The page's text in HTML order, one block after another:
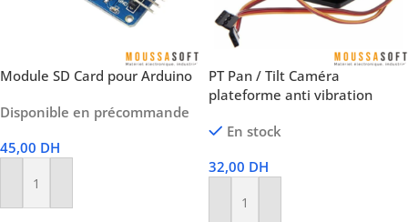
Module SD Card pour Arduino
Disponible en précommande
45,00 DH
Ajouter Au Panier
PT Pan / Tilt Caméra
plateforme anti vibration
En stock
32,00 DH
Ajouter Au Panier